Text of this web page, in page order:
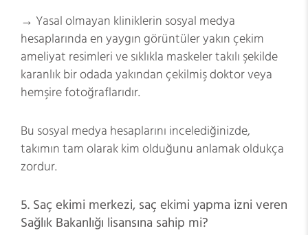
→ Yasal olmayan kliniklerin sosyal medya
hesaplarında en yaygın görüntüler yakın çekim
ameliyat resimleri ve sıklıkla maskeler takılı şekilde
karanlık bir odada yakından çekilmiş doktor veya
hemşire fotoğraflarıdır.
Bu sosyal medya hesaplarını incelediğinizde,
takımın tam olarak kim olduğunu anlamak oldukça
zordur.
5. Saç ekimi merkezi, saç ekimi yapma izni veren
Sağlık Bakanlığı lisansına sahip mi?